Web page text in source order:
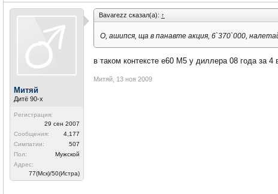
Митяй
Дитё 90-х
Регистрация:
29 сен 2007
Сообщения:
4,177
Симпатии:
507
Пол:
Мужской
Адрес:
77(Мск)/50(Истра)
Bavarezz сказал(а): ↑
О, ашипся, ща в панавте акция, 6`370`000,
в таком контексте е60 М5 у диллера 08 года за
Митяй 13 ноя 2009